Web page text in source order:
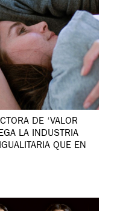
DE ‘VALOR
LA INDUSTRIA
QUE EN